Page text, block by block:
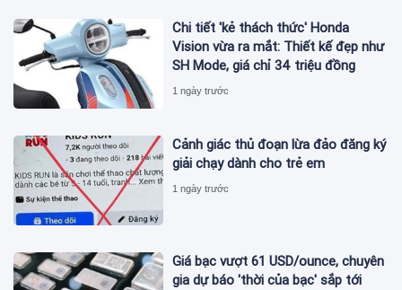
Chi tiết 'kẻ thách thức' Honda
Vision vừa ra mắt: Thiết kế đẹp như
SH Mode, giá chỉ 34 triệu đồng
1 ngày trước
Cảnh giác thủ đoạn lừa đảo đăng ký
giải chạy dành cho trẻ em
1 ngày trước
Giá bạc vượt 61 USD/ounce, chuyên
gia dự báo 'thời của bạc' sắp tới